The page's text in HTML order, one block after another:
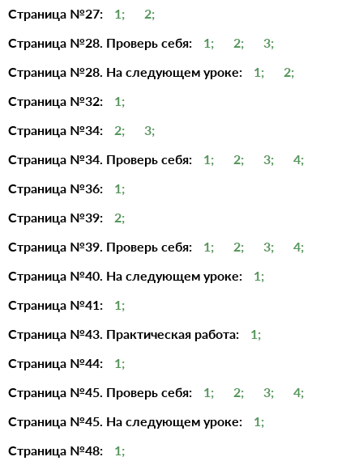
Страница №27:
1;
2;
Страница №28. Проверь себя:
1; 2;
3;
Страница №28. На следующем уроке:
1;
2;
Страница №32:
1;
Страница №34:
2;
3;
Страница №34. Проверь себя:
1; 2; 3;
4;
Страница №36:
1;
Страница №39:
2;
Страница №39. Проверь себя:
1; 2; 3;
4;
Страница №40. На следующем уроке:
1;
Страница №41:
1;
Страница №43. Практическая работа:
1;
Страница №44:
1;
Страница №45. Проверь себя:
1; 2; 3;
4;
Страница №45. На следующем уроке:
1;
Страница №48:
1;